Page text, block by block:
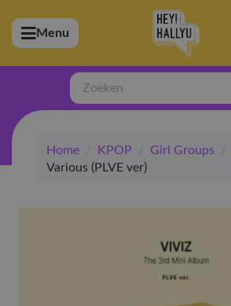
(Artiesten)
(Merchandise)
(Exclusive)
(Winkel)
Menu
Zoeken
Home / KPOP / Girl Groups /
Various (PLVE ver)